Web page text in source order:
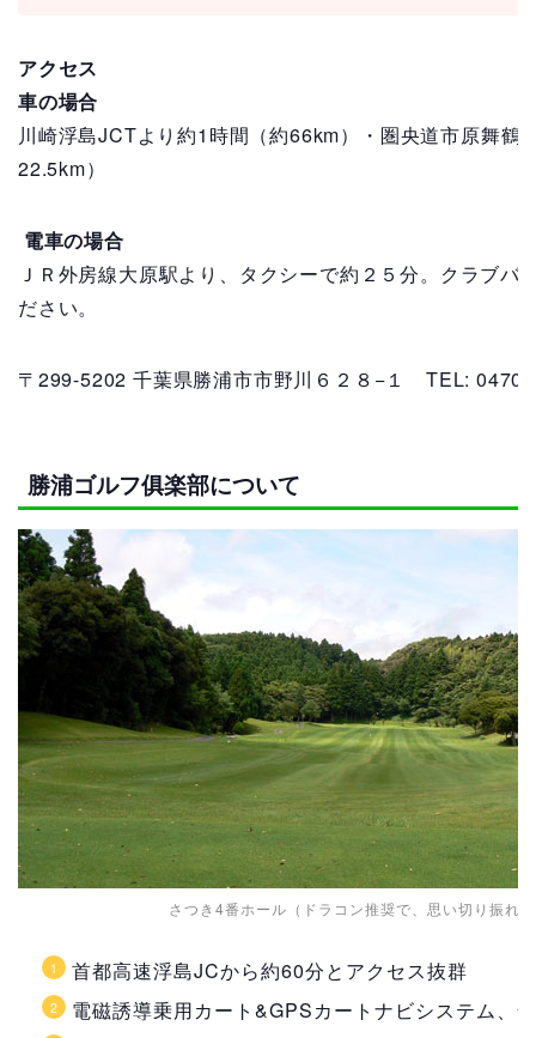
アクセス
車の場合
川崎浮島JCTより約1時間（約66km）・圏央道市原舞鶴
22.5km）
電車の場合
ＪＲ外房線大原駅より、タクシーで約２５分。クラブバ
ださい。
〒299-5202 千葉県勝浦市市野川６２８−１ TEL:
勝浦ゴルフ俱楽部について
さつき4番ホール（ドラコン推奨で、思い切り振れ
首都高速浮島JCから約60分とアクセス抜群
電磁誘導乗用カート&GPSカートナビシステム、